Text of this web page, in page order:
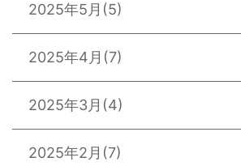
2025年5月 (5)
2025年4月 (7)
2025年3月 (4)
2025年2月 (7)